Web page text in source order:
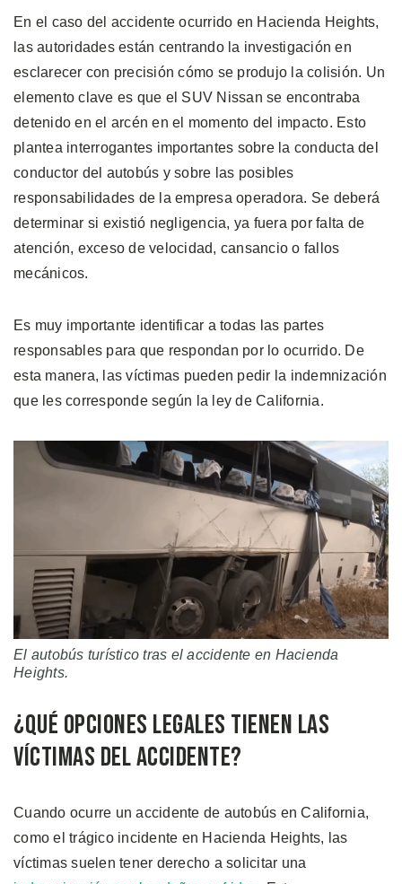
En el caso del accidente ocurrido en Hacienda Heights,
las autoridades están centrando la investigación en
esclarecer con precisión cómo se produjo la colisión. Un
elemento clave es que el SUV Nissan se encontraba
detenido en el arcén en el momento del impacto. Esto
plantea interrogantes importantes sobre la conducta del
conductor del autobús y sobre las posibles
responsabilidades de la empresa operadora. Se deberá
determinar si existió negligencia, ya fuera por falta de
atención, exceso de velocidad, cansancio o fallos
mecánicos.
Es muy importante identificar a todas las partes
responsables para que respondan por lo ocurrido. De
esta manera, las víctimas pueden pedir la indemnización
que les corresponde según la ley de California.
El autobús turístico tras el accidente en Hacienda
Heights.
¿Qué Opciones Legales Tienen las
Víctimas del Accidente?
Cuando ocurre un accidente de autobús en California,
como el trágico incidente en Hacienda Heights, las
víctimas suelen tener derecho a solicitar una